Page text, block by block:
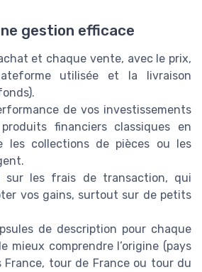
gestion efficace
et chaque vente, avec le prix,
utilisée et la livraison
de vos investissements
financiers classiques en
les collections de pièces ou les
les frais de transaction, qui
vos gains, surtout sur de petits
de description pour chaque
mieux comprendre l’origine (pays
France, tour de France ou tour du